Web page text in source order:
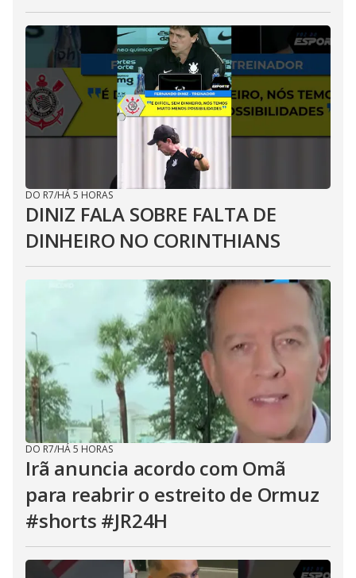
DO R7/HÁ 5 HORAS
DINIZ FALA SOBRE FALTA DE
DINHEIRO NO CORINTHIANS
DO R7/HÁ 5 HORAS
Irã anuncia acordo com Omã
para reabrir o estreito de Ormuz
#shorts #JR24H